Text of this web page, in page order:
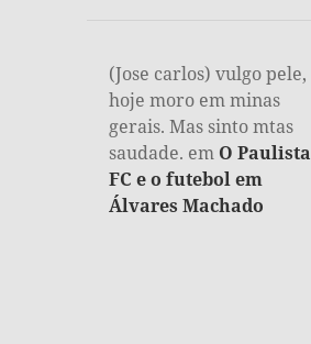
(Jose carlos) vulgo pele,
hoje moro em minas
gerais. Mas sinto mtas
saudade. em O Paulista
FC e o futebol em
Álvares Machado